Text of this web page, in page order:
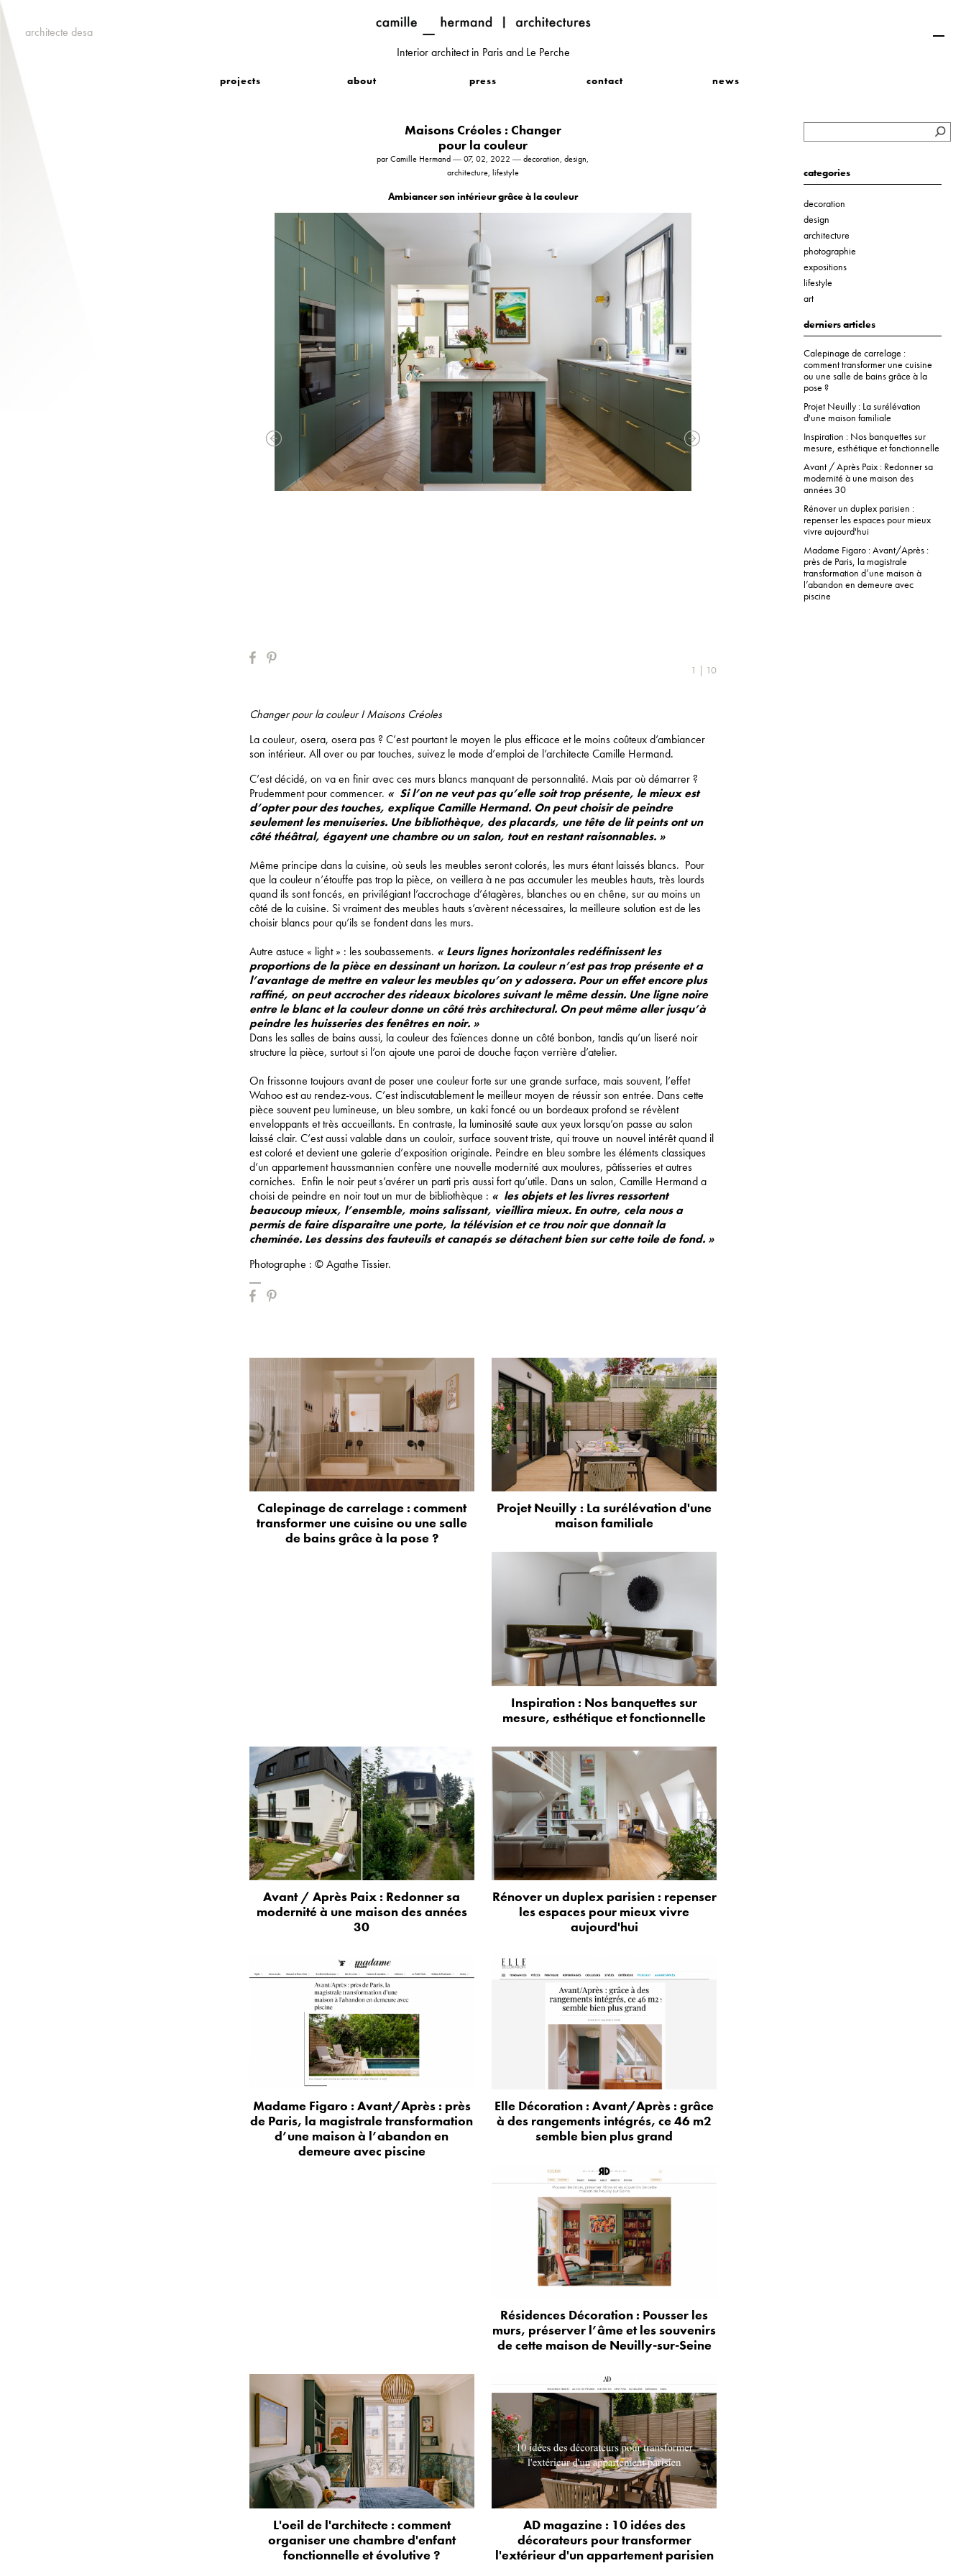
architecte desa
Interior architect in Paris and Le Perche
projects about press contact news
Maisons Créoles : Changer
pour la couleur
par Camille Hermand ― 07, 02, 2022 ― decoration, design,
architecture, lifestyle
Ambiancer son intérieur grâce à la couleur
1 | 10
Changer pour la couleur I Maisons Créoles
La couleur, osera, osera pas ? C’est pourtant le moyen le plus efficace et le moins coûteux d’ambiancer
son intérieur. All over ou par touches, suivez le mode d’emploi de l’architecte Camille Hermand.
C’est décidé, on va en finir avec ces murs blancs manquant de personnalité. Mais par où démarrer ?
Prudemment pour commencer. « Si l’on ne veut pas qu’elle soit trop présente, le mieux est
d’opter pour des touches, explique Camille Hermand. On peut choisir de peindre
seulement les menuiseries. Une bibliothèque, des placards, une tête de lit peints ont un
côté théâtral, égayent une chambre ou un salon, tout en restant raisonnables. »
Même principe dans la cuisine, où seuls les meubles seront colorés, les murs étant laissés blancs. Pour
que la couleur n’étouffe pas trop la pièce, on veillera à ne pas accumuler les meubles hauts, très lourds
quand ils sont foncés, en privilégiant l’accrochage d’étagères, blanches ou en chêne, sur au moins un
côté de la cuisine. Si vraiment des meubles hauts s’avèrent nécessaires, la meilleure solution est de les
choisir blancs pour qu’ils se fondent dans les murs.
Autre astuce « light » : les soubassements. « Leurs lignes horizontales redéfinissent les
proportions de la pièce en dessinant un horizon. La couleur n’est pas trop présente et a
l’avantage de mettre en valeur les meubles qu’on y adossera. Pour un effet encore plus
raffiné, on peut accrocher des rideaux bicolores suivant le même dessin. Une ligne noire
entre le blanc et la couleur donne un côté très architectural. On peut même aller jusqu’à
peindre les huisseries des fenêtres en noir. »
Dans les salles de bains aussi, la couleur des faïences donne un côté bonbon, tandis qu’un liseré noir
structure la pièce, surtout si l’on ajoute une paroi de douche façon verrière d’atelier.
On frissonne toujours avant de poser une couleur forte sur une grande surface, mais souvent, l’effet
Wahoo est au rendez-vous. C’est indiscutablement le meilleur moyen de réussir son entrée. Dans cette
pièce souvent peu lumineuse, un bleu sombre, un kaki foncé ou un bordeaux profond se révèlent
enveloppants et très accueillants. En contraste, la luminosité saute aux yeux lorsqu’on passe au salon
laissé clair. C’est aussi valable dans un couloir, surface souvent triste, qui trouve un nouvel intérêt quand il
est coloré et devient une galerie d’exposition originale. Peindre en bleu sombre les éléments classiques
d’un appartement haussmannien confère une nouvelle modernité aux moulures, pâtisseries et autres
corniches. Enfin le noir peut s’avérer un parti pris aussi fort qu’utile. Dans un salon, Camille Hermand a
choisi de peindre en noir tout un mur de bibliothèque : « les objets et les livres ressortent
beaucoup mieux, l’ensemble, moins salissant, vieillira mieux. En outre, cela nous a
permis de faire disparaitre une porte, la télévision et ce trou noir que donnait la
cheminée. Les dessins des fauteuils et canapés se détachent bien sur cette toile de fond. »
Photographe : © Agathe Tissier.
Calepinage de carrelage : comment
transformer une cuisine ou une salle
de bains grâce à la pose ?
Projet Neuilly : La surélévation d'une
maison familiale
Inspiration : Nos banquettes sur
mesure, esthétique et fonctionnelle
Avant / Après Paix : Redonner sa
modernité à une maison des années
30
Rénover un duplex parisien : repenser
les espaces pour mieux vivre
aujourd'hui
Madame Figaro : Avant/Après : près
de Paris, la magistrale transformation
d’une maison à l’abandon en
demeure avec piscine
Elle Décoration : Avant/Après : grâce
à des rangements intégrés, ce 46 m2
semble bien plus grand
Résidences Décoration : Pousser les
murs, préserver l’âme et les souvenirs
de cette maison de Neuilly-sur-Seine
L'oeil de l'architecte : comment
organiser une chambre d'enfant
fonctionnelle et évolutive ?
AD magazine : 10 idées des
décorateurs pour transformer
l'extérieur d'un appartement parisien
categories
decoration
design
architecture
photographie
expositions
lifestyle
art
derniers articles
Calepinage de carrelage :
comment transformer une cuisine
ou une salle de bains grâce à la
pose ?
Projet Neuilly : La surélévation
d'une maison familiale
Inspiration : Nos banquettes sur
mesure, esthétique et fonctionnelle
Avant / Après Paix : Redonner sa
modernité à une maison des
années 30
Rénover un duplex parisien :
repenser les espaces pour mieux
vivre aujourd'hui
Madame Figaro : Avant/Après :
près de Paris, la magistrale
transformation d’une maison à
l’abandon en demeure avec
piscine